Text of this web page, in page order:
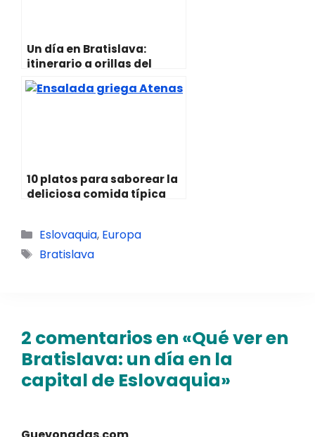
Un día en Bratislava:
itinerario a orillas del
Danubio
10 platos para saborear la
deliciosa comida típica
Categorías
Eslovaquia, Europa
Etiquetas
Bratislava
2 comentarios en «Qué ver en
Bratislava: un día en la
capital de Eslovaquia»